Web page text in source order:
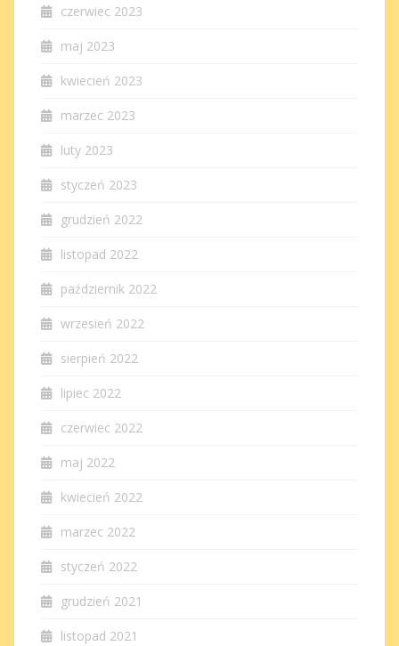
czerwiec 2023
maj 2023
kwiecień 2023
marzec 2023
luty 2023
styczeń 2023
grudzień 2022
listopad 2022
październik 2022
wrzesień 2022
sierpień 2022
lipiec 2022
czerwiec 2022
maj 2022
kwiecień 2022
marzec 2022
styczeń 2022
grudzień 2021
listopad 2021